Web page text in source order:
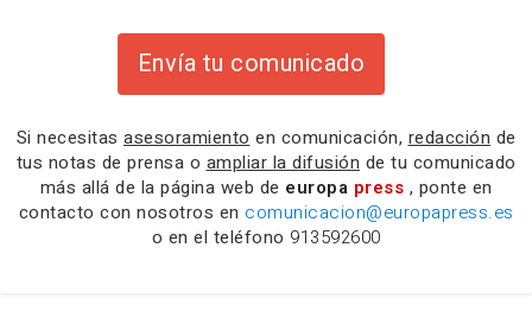
Envía tu comunicado
Si necesitas asesoramiento en comunicación, redacción de
tus notas de prensa o ampliar la difusión de tu comunicado
más allá de la página web de europa press , ponte en
contacto con nosotros en comunicacion@europapress.es
o en el teléfono 913592600